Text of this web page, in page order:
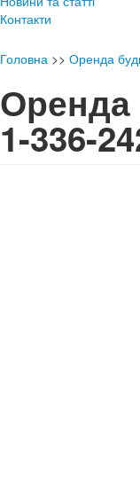
Контакти
Головна >> Оренда
Оренда
1-336-